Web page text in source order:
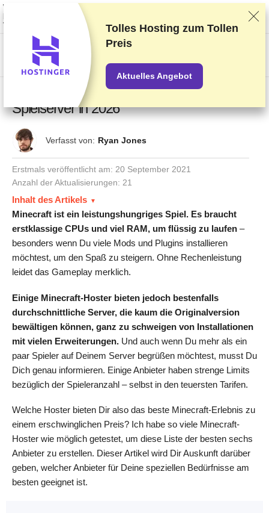
Wir bewerten die Anbieter auf Grundlage strenger Tests und Bewertungen,
berücksichtigen aber auch Dein Feedback und unsere geschäftlichen
Vereinbarungen mit den Anbietern.Diese Seite enthält Affiliate-Links.
6 besten Hostinganbieter für Minecraft-
Spielserver in 2026
Verfasst von: Ryan Jones
Erstmals veröffentlicht am: 20 September 2021
Anzahl der Aktualisierungen: 21
Inhalt des Artikels
Minecraft ist ein leistungshungriges Spiel. Es braucht
erstklassige CPUs und viel RAM, um flüssig zu laufen –
besonders wenn Du viele Mods und Plugins installieren
möchtest, um den Spaß zu steigern. Ohne Rechenleistung
leidet das Gameplay merklich.
Einige Minecraft-Hoster bieten jedoch bestenfalls
durchschnittliche Server, die kaum die Originalversion
bewältigen können, ganz zu schweigen von Installationen
mit vielen Erweiterungen. Und auch wenn Du mehr als ein
paar Spieler auf Deinem Server begrüßen möchtest, musst Du
Dich genau informieren. Einige Anbieter haben strenge Limits
bezüglich der Spieleranzahl – selbst in den teuersten Tarifen.
Welche Hoster bieten Dir also das beste Minecraft-Erlebnis zu
einem erschwinglichen Preis? Ich habe so viele Minecraft-
Hoster wie möglich getestet, um diese Liste der besten sechs
Anbieter zu erstellen. Dieser Artikel wird Dir Auskunft darüber
geben, welcher Anbieter für Deine speziellen Bedürfnisse am
besten geeignet ist.
Tolles Hosting zum Tollen
Preis
Aktuelles Angebot